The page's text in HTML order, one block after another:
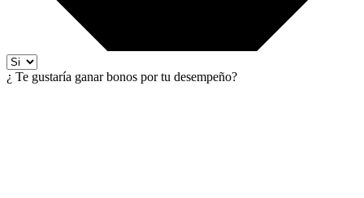
¿ Te gustaría ganar bonos por tu desempeño?